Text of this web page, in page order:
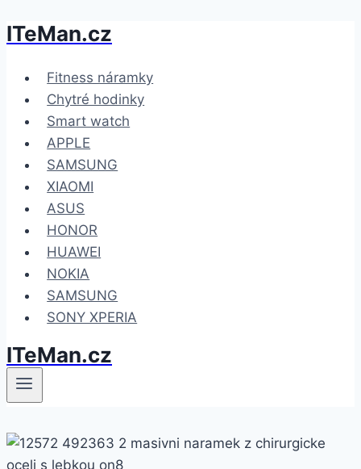
Přeskočit
obsah
ITeMan.cz
Fitness náramky
Chytré hodinky
Smart watch
APPLE
SAMSUNG
XIAOMI
ASUS
HONOR
HUAWEI
NOKIA
SAMSUNG
SONY XPERIA
ITeMan.cz